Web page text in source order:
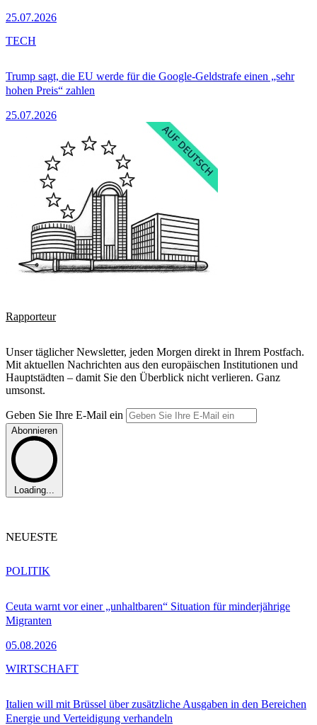
25.07.2026
Trump sagt, die EU werde für die Google-Geldstrafe einen „sehr
hohen Preis“ zahlen
25.07.2026
TECH
Rapporteur
Unser täglicher Newsletter, jeden Morgen direkt in Ihrem Postfach.
Mit aktuellen Nachrichten aus den europäischen Institutionen und
Hauptstädten – damit Sie den Überblick nicht verlieren. Ganz
umsonst.
Geben Sie Ihre E-Mail ein
Abonnieren
Loading...
NEUESTE
Ceuta warnt vor einer „unhaltbaren“ Situation für minderjährige
Migranten
05.08.2026
POLITIK
Italien will mit Brüssel über zusätzliche Ausgaben in den Bereichen
Energie und Verteidigung verhandeln
WIRTSCHAFT